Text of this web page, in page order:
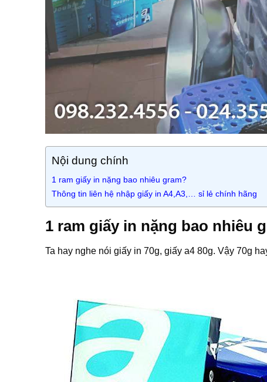
Nội dung chính
1 ram giấy in nặng bao nhiêu gram?
Thông tin liên hệ nhập giấy in A4,A3,… sỉ lẻ chính hãng
1 ram giấy in nặng bao nhiêu
Ta hay nghe nói giấy in 70g, giấy a4 80g. Vậy 70g